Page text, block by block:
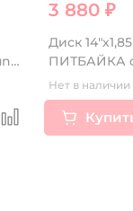
3 880 ₽
Диск
ПИТБАЙКА
Нет в наличии